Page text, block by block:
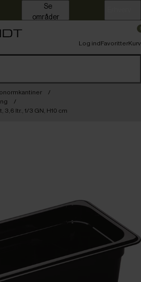
områder
Log indFavoritterKurv
ltr., 1/3 GN, H10 cm